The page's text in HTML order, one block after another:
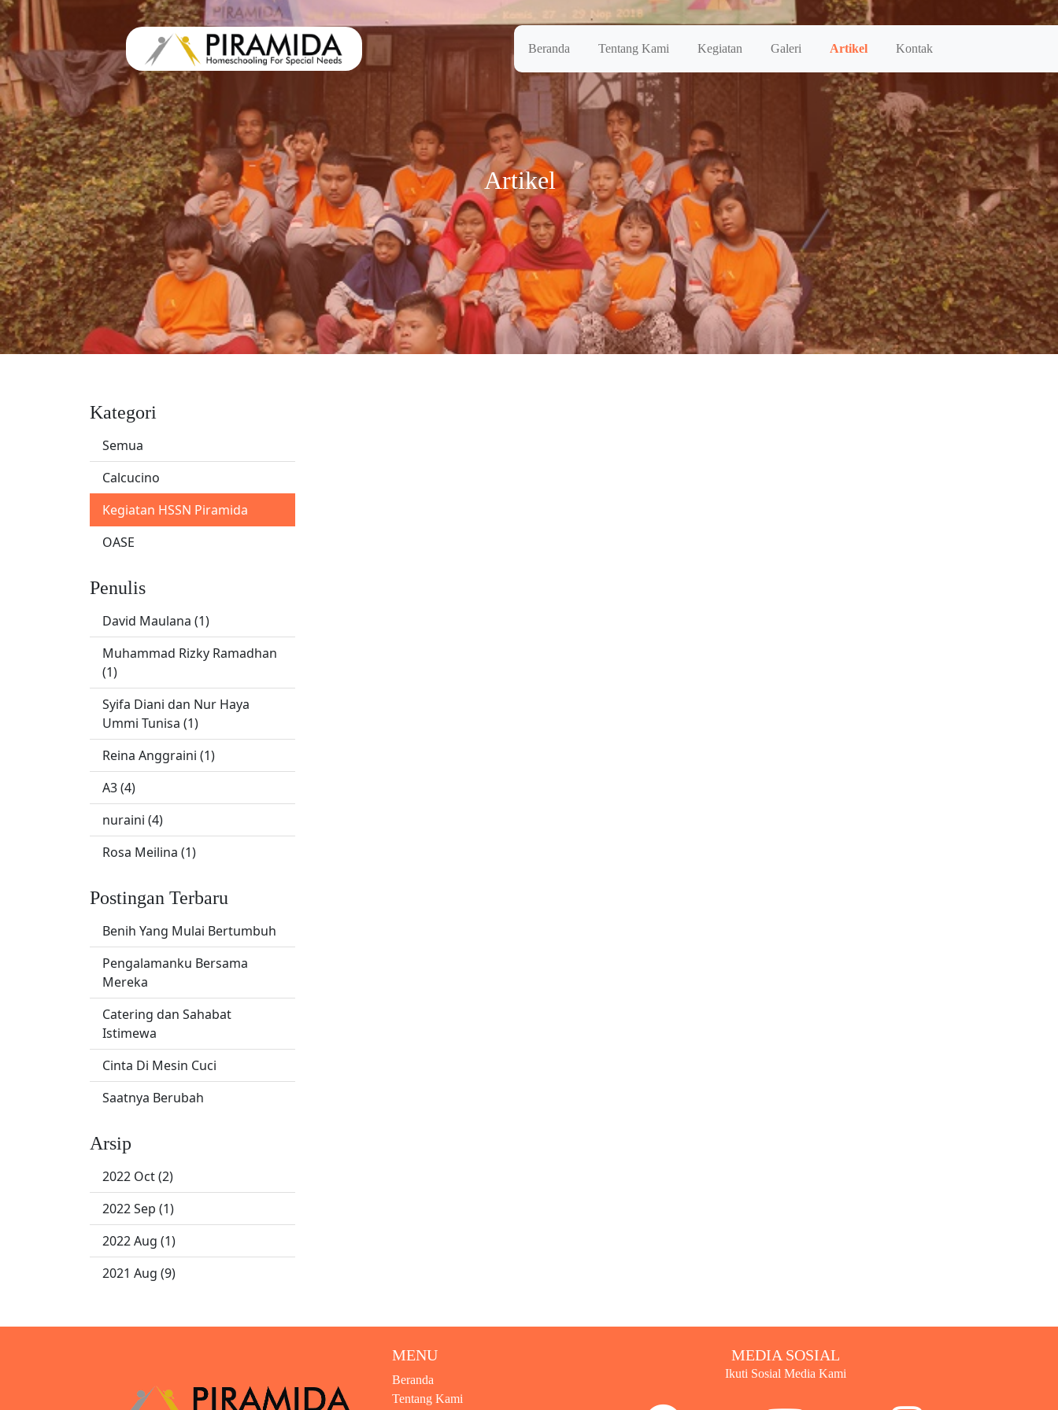
load all styles
Beranda Tentang Kami Kegiatan Galeri Artikel Kontak
Artikel
Kategori
Semua
Calcucino
Kegiatan HSSN Piramida
OASE
Penulis
David Maulana (1)
Muhammad Rizky Ramadhan
(1)
Syifa Diani dan Nur Haya
Ummi Tunisa (1)
Reina Anggraini (1)
A3 (4)
nuraini (4)
Rosa Meilina (1)
Postingan Terbaru
Benih Yang Mulai Bertumbuh
Pengalamanku Bersama
Mereka
Catering dan Sahabat
Istimewa
Cinta Di Mesin Cuci
Saatnya Berubah
Arsip
2022 Oct (2)
2022 Sep (1)
2022 Aug (1)
2021 Aug (9)
MENU
Beranda
Tentang Kami
MEDIA SOSIAL
Ikuti Sosial Media Kami